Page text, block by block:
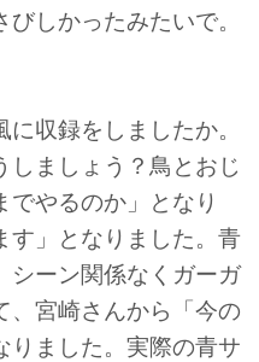
しかったみたいで。
収録をしましたか。
しましょう？鳥とおじ
やるのか」となり
す」となりました。青
シーン関係なくガーガ
、宮崎さんから「今の
りました。実際の青サ